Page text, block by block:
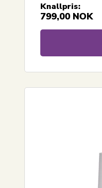
Knallpris:
799,00 NOK